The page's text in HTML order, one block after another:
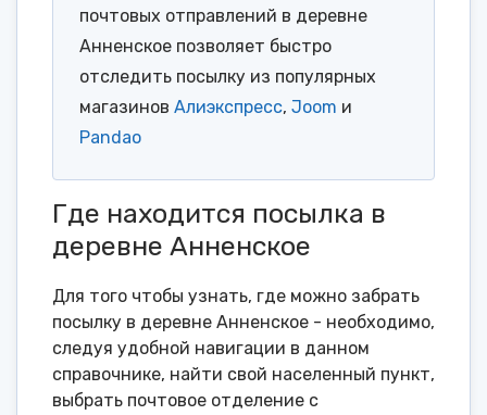
почтовых отправлений в деревне
Анненское позволяет быстро
отследить посылку из популярных
магазинов Алиэкспресс, Joom и
Pandao
Где находится посылка в
деревне Анненское
Для того чтобы узнать, где можно забрать
посылку в деревне Анненское - необходимо,
следуя удобной навигации в данном
справочнике, найти свой населенный пункт,
выбрать почтовое отделение с